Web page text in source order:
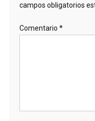
campos obligatorios
Comentario *